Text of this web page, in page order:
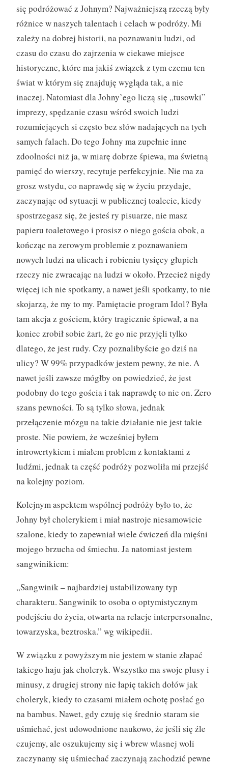
się podróżować z Johnym? Najważniejszą rzeczą były
różnice w naszych talentach i celach w podróży. Mi
zależy na dobrej historii, na poznawaniu ludzi, od
czasu do czasu do zajrzenia w ciekawe miejsce
historyczne, które ma jakiś związek z tym czemu ten
świat w którym się znajduję wygląda tak, a nie
inaczej. Natomiast dla Johny’ego liczą się „tusowki”
imprezy, spędzanie czasu wśród swoich ludzi
rozumiejących si często bez słów nadających na tych
samych falach. Do tego Johny ma zupełnie inne
zdoolności niż ja, w miarę dobrze śpiewa, ma świetną
pamięć do wierszy, recytuje perfekcyjnie. Nie ma za
grosz wstydu, co naprawdę się w życiu przydaje,
zaczynając od sytuacji w publicznej toalecie, kiedy
spostrzegasz się, że jesteś ry pisuarze, nie masz
papieru toaletowego i prosisz o niego gościa obok, a
kończąc na zerowym problemie z poznawaniem
nowych ludzi na ulicach i robieniu tysięcy głupich
rzeczy nie zwracając na ludzi w około. Przecież nigdy
więcej ich nie spotkamy, a nawet jeśli spotkamy, to nie
skojarzą, że my to my. Pamiętacie program Idol? Była
tam akcja z gościem, który tragicznie śpiewał, a na
koniec zrobił sobie żart, że go nie przyjęli tylko
dlatego, że jest rudy. Czy poznalibyście go dziś na
ulicy? W 99% przypadków jestem pewny, że nie. A
nawet jeśli zawsze mógłby on powiedzieć, że jest
podobny do tego gościa i tak naprawdę to nie on. Zero
szans pewności. To są tylko słowa, jednak
przełączenie mózgu na takie działanie nie jest takie
proste. Nie powiem, że wcześniej byłem
introwertykiem i miałem problem z kontaktami z
ludźmi, jednak ta część podróży pozwoliła mi przejść
na kolejny poziom.
Kolejnym aspektem wspólnej podróży było to, że
Johny był cholerykiem i miał nastroje niesamowicie
szalone, kiedy to zapewniał wiele ćwiczeń dla mięśni
mojego brzucha od śmiechu. Ja natomiast jestem
sangwinikiem:
„Sangwinik – najbardziej ustabilizowany typ
charakteru. Sangwinik to osoba o optymistycznym
podejściu do życia, otwarta na relacje interpersonalne,
towarzyska, beztroska.” wg wikipedii.
W związku z powyższym nie jestem w stanie złapać
takiego haju jak choleryk. Wszystko ma swoje plusy i
minusy, z drugiej strony nie łapię takich dołów jak
choleryk, kiedy to czasami miałem ochotę posłać go
na bambus. Nawet, gdy czuję się średnio staram sie
uśmiehać, jest udowodnione naukowo, że jeśli się źle
czujemy, ale oszukujemy się i wbrew wlasnej woli
zaczynamy się uśmiechać zaczynają zachodzić pewne